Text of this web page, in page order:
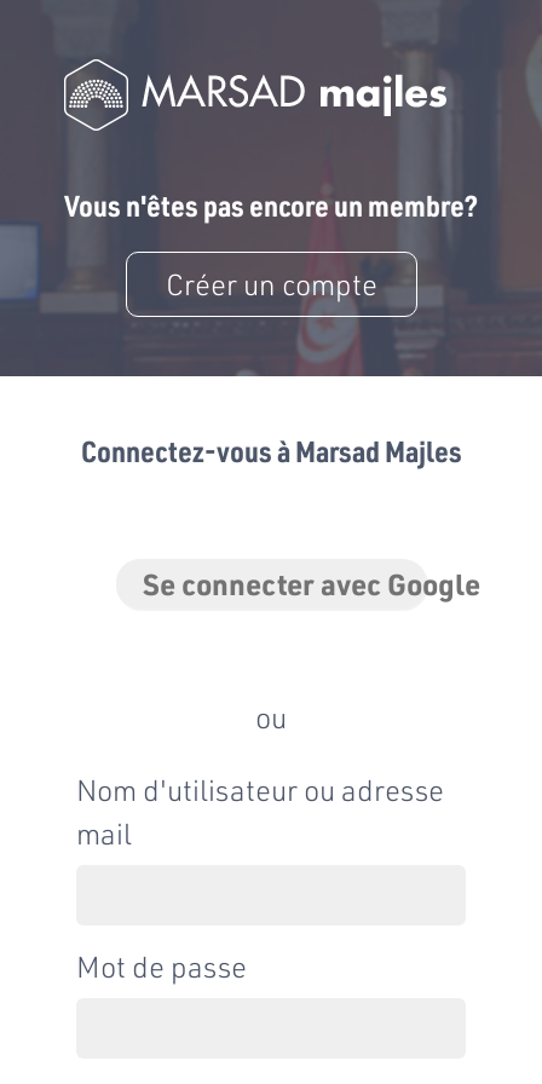
Vous n'êtes pas encore un membre?
Créer un compte
Connectez-vous à Marsad Majles
Se connecter avec Google
ou
Nom d'utilisateur ou adresse
mail
Mot de passe